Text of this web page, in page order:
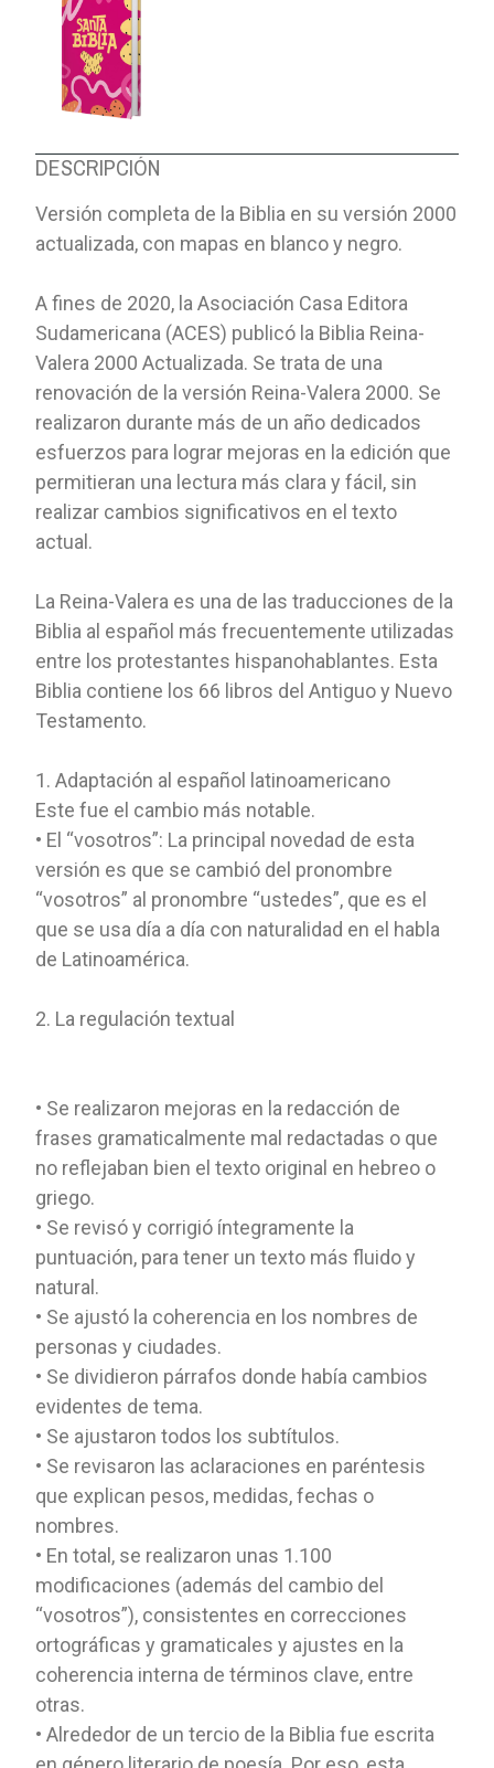
DESCRIPCIÓN
Versión completa de la Biblia en su versión 2000
actualizada, con mapas en blanco y negro.
A fines de 2020, la Asociación Casa Editora
Sudamericana (ACES) publicó la Biblia Reina-
Valera 2000 Actualizada. Se trata de una
renovación de la versión Reina-Valera 2000. Se
realizaron durante más de un año dedicados
esfuerzos para lograr mejoras en la edición que
permitieran una lectura más clara y fácil, sin
realizar cambios significativos en el texto
actual.
La Reina-Valera es una de las traducciones de la
Biblia al español más frecuentemente utilizadas
entre los protestantes hispanohablantes. Esta
Biblia contiene los 66 libros del Antiguo y Nuevo
Testamento.
1. Adaptación al español latinoamericano
Este fue el cambio más notable.
• El “vosotros”: La principal novedad de esta
versión es que se cambió del pronombre
“vosotros” al pronombre “ustedes”, que es el
que se usa día a día con naturalidad en el habla
de Latinoamérica.
2. La regulación textual
• Se realizaron mejoras en la redacción de
frases gramaticalmente mal redactadas o que
no reflejaban bien el texto original en hebreo o
griego.
• Se revisó y corrigió íntegramente la
puntuación, para tener un texto más fluido y
natural.
• Se ajustó la coherencia en los nombres de
personas y ciudades.
• Se dividieron párrafos donde había cambios
evidentes de tema.
• Se ajustaron todos los subtítulos.
• Se revisaron las aclaraciones en paréntesis
que explican pesos, medidas, fechas o
nombres.
• En total, se realizaron unas 1.100
modificaciones (además del cambio del
“vosotros”), consistentes en correcciones
ortográficas y gramaticales y ajustes en la
coherencia interna de términos clave, entre
otras.
• Alrededor de un tercio de la Biblia fue escrita